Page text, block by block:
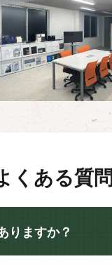
くある質問
りますか？